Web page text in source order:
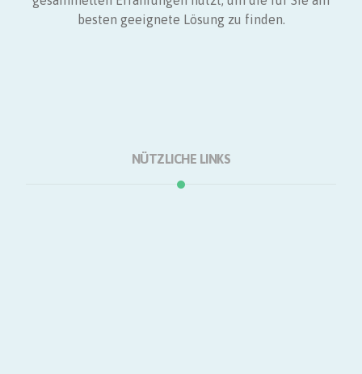
besten geeignete Lösung zu finden.
NÜTZLICHE LINKS